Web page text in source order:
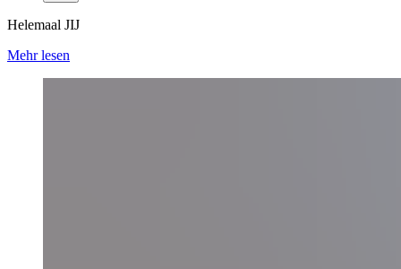
Helemaal JIJ
Mehr lesen